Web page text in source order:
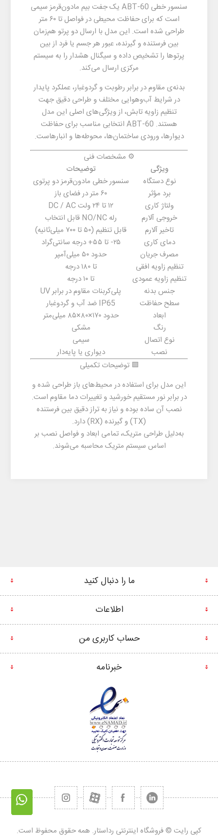
سنسور خطی ABT-60 یک جفت بیم مادون‌قرمز سیمی
است که برای حفاظت محیطی در فواصل تا۶۰ متر
طراحی شده است. این مدل با ارسال دو پرتو هم‌زمان
بین فرستنده و گیرنده، عبور هر جسم یا فرد از بین
پرتوها را تشخیص داده و سیگنال هشدار را به سیستم
مرکزی ارسال می‌کند.
بدنه‌ی مقاوم در برابر رطوبت و گردوغبار، عملکرد پایدار
در شرایط آب‌وهوایی مختلف و طراحی دقیق جهت
تنظیم زاویه تابش، از ویژگی‌های اصلی این مدل
هستند. ABT-60 انتخابی مناسب برای حفاظت
دیوارها، ورودی ساختمان‌ها، محوطه‌ها و انبارهاست.
⚙️ مشخصات فنی
ویژگی
توضیحات
نوع دستگاه
سنسور خطی مادون‌قرمز دو پرتوی
برد مؤثر
۶۰ متر در فضای باز
ولتاژ کاری
۱۲ تا ۲۴ ولت DC / AC
خروجی آلارم
رله NO/NC قابل انتخاب
تاخیر آلارم
قابل تنظیم (۵۰ تا ۷۰۰ میلی‌ثانیه)
دمای کاری
۲۵- تا ۵۵+ درجه سانتی‌گراد
مصرف جریان
حدود ۵۰ میلی‌آمپر
تنظیم زاویه افقی
تا ۱۸۰ درجه
تنظیم زاویه عمودی
تا ۱۰ درجه
جنس بدنه
پلی‌کربنات مقاوم در برابر UV
سطح حفاظت
IP65 ضد آب و گردوغبار
ابعاد
حدود۱۷۰×۸۰×۸۵ میلی‌متر
رنگ
مشکی
نوع اتصال
سیمی
نصب
دیواری یا پایه‌دار
🟩 توضیحات تکمیلی
این مدل برای استفاده در محیط‌های باز طراحی شده و
در برابر نور مستقیم خورشید و تغییرات دما مقاوم است.
نصب آن ساده بوده و نیاز به تراز دقیق بین فرستنده
(TX) و گیرنده (RX) دارد.
به‌دلیل طراحی متریک، تمامی ابعاد و فواصل نصب بر
اساس سیستم متریک محاسبه می‌شوند.
ما را دنبال کنید
اطلاعات
حساب کاربری من
خبرنامه
کپی رایت © فروشگاه اینترنتی رداستار. همه حقوق محفوظ است.